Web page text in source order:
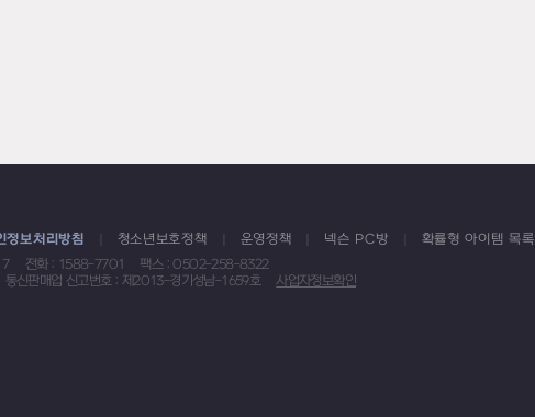
정보처리방침 청소년보호정책 운영정책 넥슨 PC방 확률형 아이템 목록
7 전화 : 1588-7701
팩스 : 0502-258-8322
통신판매업 신고번호 : 제2013-경기성남-1659호
사업자정보확인